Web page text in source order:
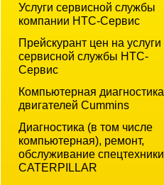
Услуги сервисной службы
компании НТС-Cервис
Прейскурант цен на услуги
сервисной службы НТС-
Сервис
Компьютерная диагностика
двигателей Cummins
Диагностика (в том числе
компьютерная), ремонт,
обслуживание спецтехники
CATERPILLAR